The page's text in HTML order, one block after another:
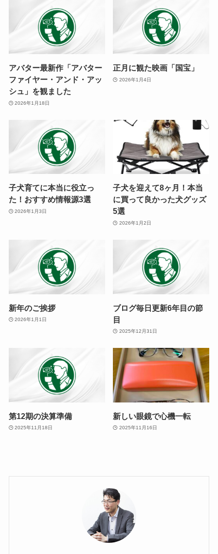
アバター最新作「アバター
ファイヤー・アンド・アッ
シュ」を観ました
2026年1月18日
正月に観た映画「国宝」
2026年1月4日
子犬育てに本当に役立っ
た！おすすめ情報源3選
2026年1月3日
子犬を迎えて8ヶ月！本当
に買って良かった犬グッズ
5選
2026年1月2日
新年のご挨拶
2026年1月1日
ブログ毎日更新6年目の節
目
2025年12月31日
第12期の決算準備
2025年11月18日
新しい眼鏡で心機一転
2025年11月16日